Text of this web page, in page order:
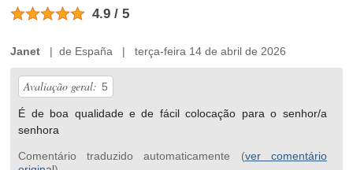
4.9 / 5
Janet | de España | terça-feira 14 de abril de 2026
Avaliação geral: 5
É de boa qualidade e de fácil colocação para o senhor/a
senhora
Comentário traduzido automaticamente (ver comentário